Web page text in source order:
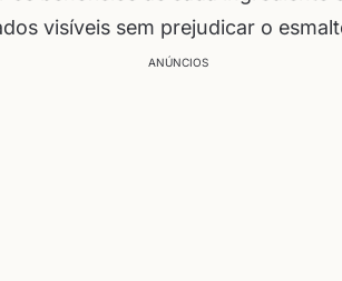
visíveis sem prejudicar o
ANÚNCIOS